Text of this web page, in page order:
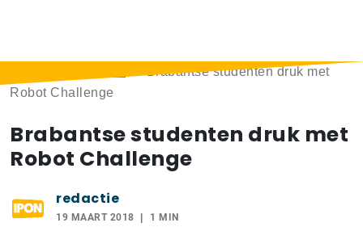
Brabantse studenten druk met
Robot Challenge
Brabantse studenten druk met
Robot Challenge
redactie
19 MAART 2018 1 MIN